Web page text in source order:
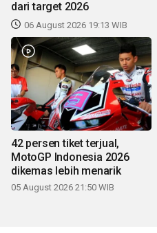
dari target 2026
06 August 2026 19:13 WIB
42 persen tiket terjual,
MotoGP Indonesia 2026
dikemas lebih menarik
05 August 2026 21:50 WIB